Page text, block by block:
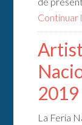
Continuar
2019
La Feria